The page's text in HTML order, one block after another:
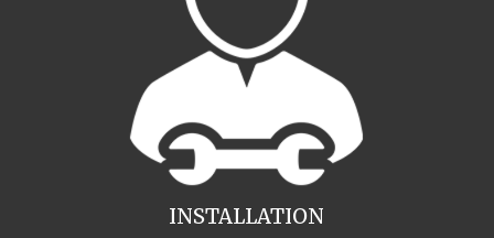
INSTALLATION